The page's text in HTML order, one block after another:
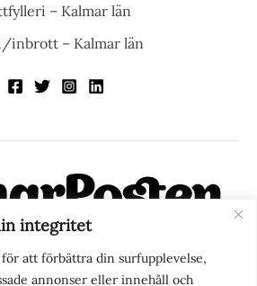
integritet
att förbättra din surfupplevelse,
annonser eller innehåll och
– Kalmar län
inbrott – Kalmar län
lokalnyhetstidning på nätet. Med
men också med blick för det större
din självklara kanal för nyheter,